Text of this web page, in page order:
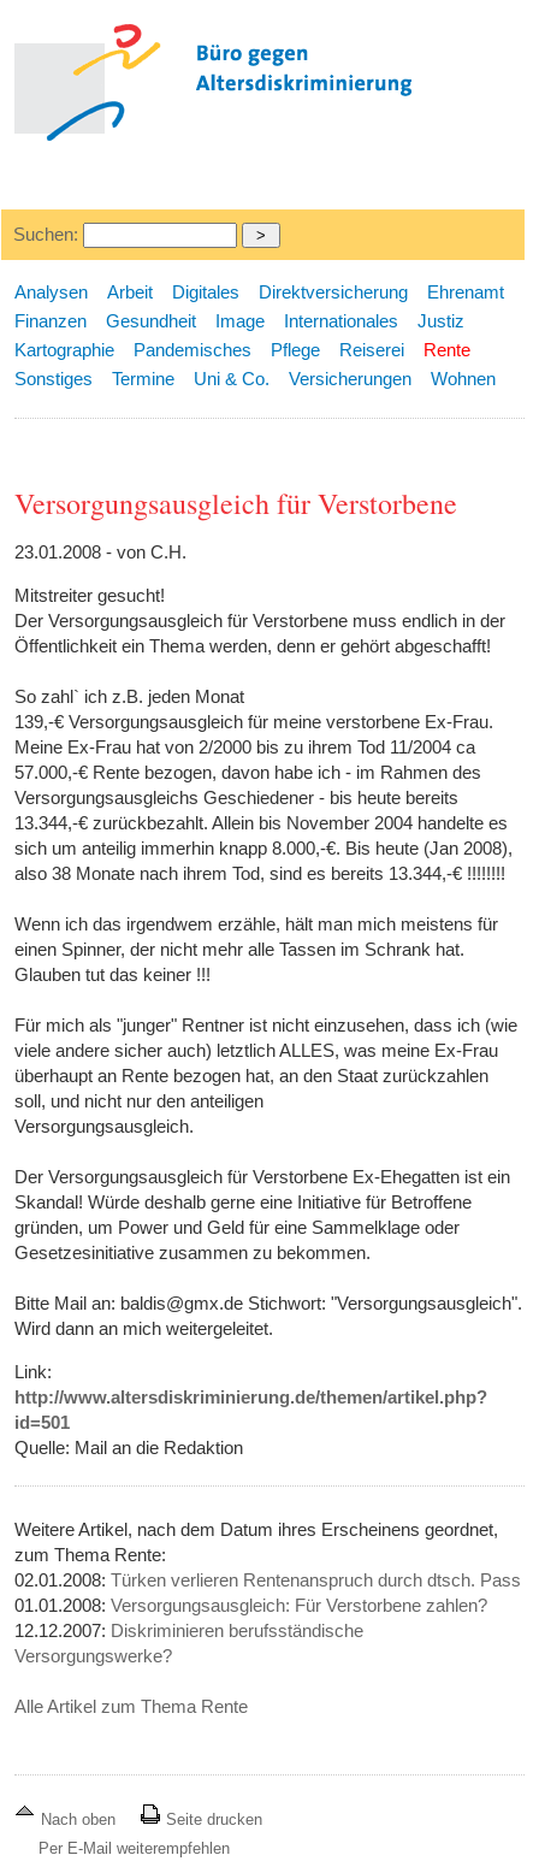
Suchen:
Analysen Arbeit Digitales Direktversicherung
Ehrenamt
Finanzen
Gesundheit Image Internationales
Justiz
Kartographie
Pandemisches Pflege Reiserei
Rente
Sonstiges
Termine Uni & Co. Versicherungen Wohnen
Versorgungsausgleich für Verstorbene
23.01.2008 - von C.H.
Mitstreiter gesucht!
Der Versorgungsausgleich für Verstorbene muss endlich in der
Öffentlichkeit ein Thema werden, denn er gehört abgeschafft!
So zahl` ich z.B. jeden Monat
139,-€ Versorgungsausgleich für meine verstorbene Ex-Frau.
Meine Ex-Frau hat von 2/2000 bis zu ihrem Tod 11/2004 ca
57.000,-€ Rente bezogen, davon habe ich - im Rahmen des
Versorgungsausgleichs Geschiedener - bis heute bereits
13.344,-€ zurückbezahlt. Allein bis November 2004 handelte es
sich um anteilig immerhin knapp 8.000,-€. Bis heute (Jan 2008),
also 38 Monate nach ihrem Tod, sind es bereits 13.344,-€ !!!!!!!!
Wenn ich das irgendwem erzähle, hält man mich meistens für
einen Spinner, der nicht mehr alle Tassen im Schrank hat.
Glauben tut das keiner !!!
Für mich als "junger" Rentner ist nicht einzusehen, dass ich (wie
viele andere sicher auch) letztlich ALLES, was meine Ex-Frau
überhaupt an Rente bezogen hat, an den Staat zurückzahlen
soll, und nicht nur den anteiligen
Versorgungsausgleich.
Der Versorgungsausgleich für Verstorbene Ex-Ehegatten ist ein
Skandal! Würde deshalb gerne eine Initiative für Betroffene
gründen, um Power und Geld für eine Sammelklage oder
Gesetzesinitiative zusammen zu bekommen.
Bitte Mail an: baldis@gmx.de Stichwort: "Versorgungsausgleich".
Wird dann an mich weitergeleitet.
Link:
http://www.altersdiskriminierung.de/themen/artikel.php?
id=501
Quelle: Mail an die Redaktion
Weitere Artikel, nach dem Datum ihres Erscheinens geordnet,
zum Thema Rente:
02.01.2008:Türken verlieren Rentenanspruch durch dtsch. Pass
01.01.2008:Versorgungsausgleich: Für Verstorbene zahlen?
12.12.2007: Diskriminieren berufsständische
Versorgungswerke?
Alle Artikel zum Thema Rente
Nach oben
Seite drucken
Per E-Mail weiterempfehlen